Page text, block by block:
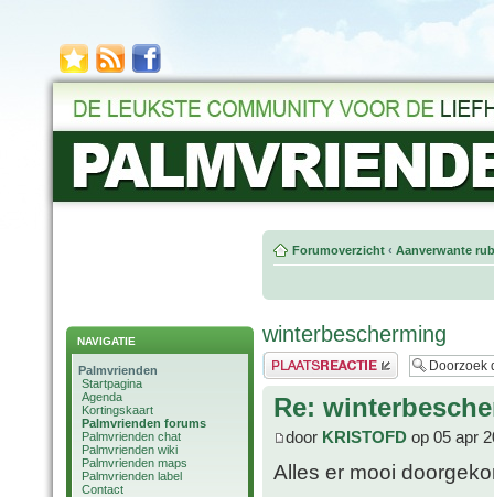
NAVIGATIE
Palmvrienden
Startpagina
Agenda
Kortingskaart
Palmvrienden forums
Palmvrienden chat
Palmvrienden wiki
Palmvrienden maps
Palmvrienden label
Contact
Forumoverzicht ‹ Aanverwante
winterbescherming
Plaats een reactie
Re:
door KRISTOFD op 05 apr
Alles er mooi